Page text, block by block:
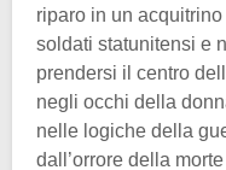
riparo in un
soldati statunitensi e
prendersi il centro
negli occhi della
nelle logiche della
dall’orrore della